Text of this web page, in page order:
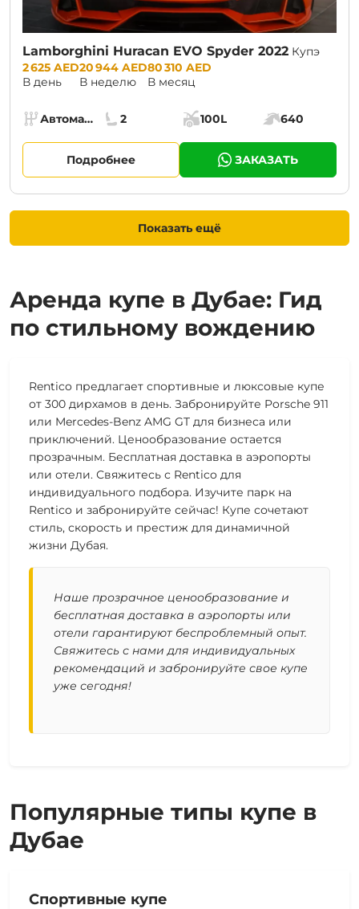
Lamborghini Huracan EVO Spyder 2022 Купэ
Prices:
2 625 AED
В день
20 944 AED
В неделю
80 310 AED
В месяц
Specs:
Коробка передач:
Автомат (АКПП)
Места:
2
Объём багажника:
100L
Мощность
640
Подробнее ЗАКАЗАТЬ
Показать ещё
Аренда купе в Дубае: Гид
по стильному вождению
Rentico предлагает спортивные и люксовые купе
от 300 дирхамов в день. Забронируйте Porsche 911
или Mercedes-Benz AMG GT для бизнеса или
приключений. Ценообразование остается
прозрачным. Бесплатная доставка в аэропорты
или отели. Свяжитесь с Rentico для
индивидуального подбора. Изучите парк на
Rentico и забронируйте сейчас! Купе сочетают
стиль, скорость и престиж для динамичной
жизни Дубая.
Наше прозрачное ценообразование и
бесплатная доставка в аэропорты или
отели гарантируют беспроблемный опыт.
Свяжитесь с нами для индивидуальных
рекомендаций и забронируйте свое купе
уже сегодня!
Популярные типы купе в
Дубае
Спортивные купе